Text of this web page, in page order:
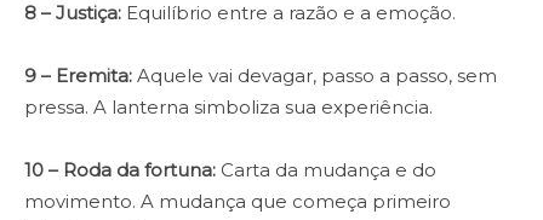
8 – Justiça: Equilíbrio entre a razão e a emoção.
9 – Eremita: Aquele vai devagar, passo a passo, sem
pressa. A lanterna simboliza sua experiência.
10 – Roda da fortuna: Carta da mudança e do
movimento. A mudança que começa primeiro